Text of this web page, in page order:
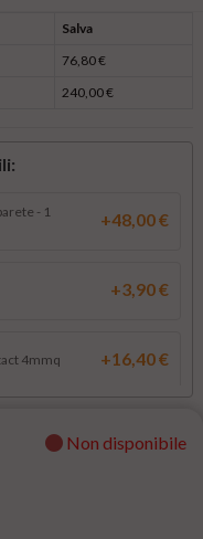
Salva
76,80 €
240,00 €
- 1
+48,00 €
+3,90 €
4mmq +16,40 €
Non disponibile